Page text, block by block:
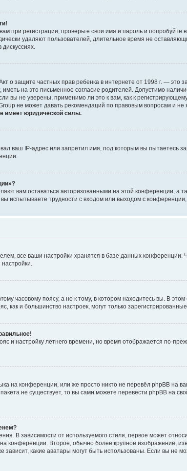
при регистрации, проверьте свои имя и пароль и
удаляют пользователей, длительное время не
дискуссиях.
о защите частных прав ребенка в интернете от 1998 г. —
на это письменное согласие родителей. Допустимо
вы не уверены, применимо ли это к вам, как к
не может давать рекомендаций по правовым вопросам и
имеет юридической силы.
ваш IP-адрес или запретил имя, под которым вы пытаетесь
вам оставаться авторизованными на этой конференции, а
испытываете трудности с входом или выходом с
все ваши настройки хранятся в базе данных
часовому поясу, а не к тому, в котором находитесь вы. В
как и большинство настроек, могут только
и настройку летнего времени, но время отображается по-
на конференции, или же просто никто не перевёл phpBB на
не существует, то вы сами можете перевести phpBB на
В зависимости от используемого стиля, первое может
конференции. Второе, обычно более крупное изображение,
зависит, какие аватары могут быть использованы. Если вы